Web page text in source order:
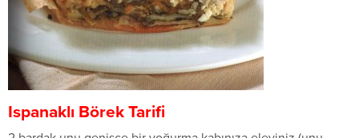
Ispanaklı Börek Tarifi